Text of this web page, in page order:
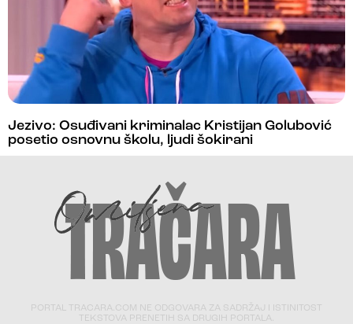
Jezivo: Osuđivani kriminalac Kristijan Golubović
posetio osnovnu školu, ljudi šokirani
PORTAL TRACARA.COM NE ODGOVARA ZA SADRŽAJ I ISTINITOST
TEKSTOVA PRENETIH SA DRUGIH PORTALA.